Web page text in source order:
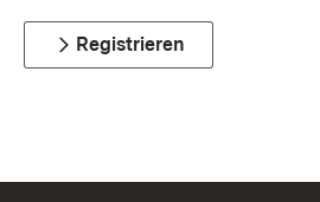
Registrieren